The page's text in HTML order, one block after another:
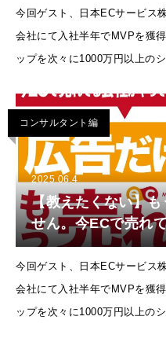
ターズ・ネットシ
Amazon・Yahoo!
今回ゲスト、日本ECサービス
会社にて入社半年でMVPを獲
ップを次々に1000万円以上の
する!」という理
コンサルタント編
2025.06.4
【教えたくない】
せん。今ECで売れ
とは？成功事例【
ョップ・楽天市場
ッピング】
今回ゲスト、日本ECサービス
会社にて入社半年でMVPを獲
ップを次々に1000万円以上の